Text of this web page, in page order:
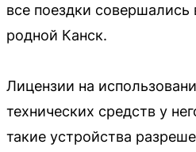
все поездки совершались
родной Канск.
Лицензии на
технических средств у
такие устройства